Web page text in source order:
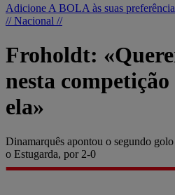
Adicione A BOLA às suas
// Nacional //
Froholdt:
nesta
ela»
Dinamarquês apontou o segundo
o Estugarda, por 2-0